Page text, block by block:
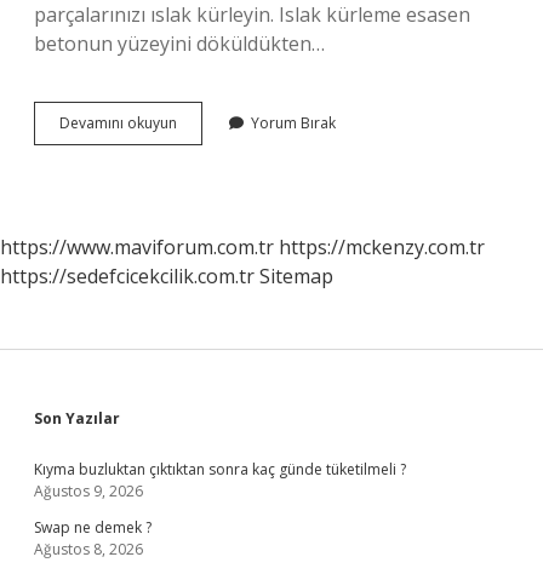
parçalarınızı ıslak kürleyin. Islak kürleme esasen
betonun yüzeyini döküldükten…
Devamını okuyun
Çatlakları
Yorum Bırak
https://www.maviforum.com.tr https://mckenzy.com.tr
https://sedefcicekcilik.com.trSitemap
Sidebar
Son Yazılar
Kıyma buzluktan çıktıktan sonra kaç günde tüketilmeli ?
Ağustos 9, 2026
Swap ne demek ?
Ağustos 8, 2026